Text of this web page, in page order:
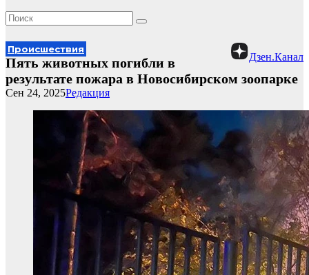
Происшествия
Дзен.Канал
Пять животных погибли в
результате пожара в Новосибирском зоопарке
Редакция
Сен 24, 2025